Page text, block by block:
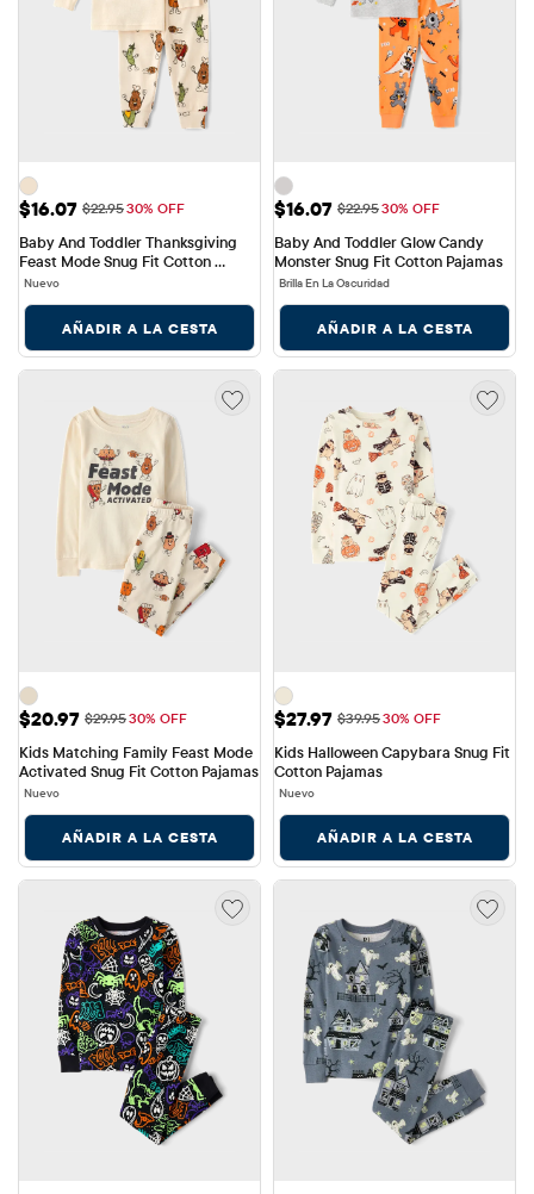
Precio de venta: $16.07
$16.07
Baby And Toddler Thanksgiving
Feast Mode Snug Fit Cotton
Pajamas
Nuevo
AÑADIR A LA CESTA
Precio de venta: $16.07
$16.07
Baby And Toddler Glow Candy
Monster Snug Fit Cotton Pajamas
Brilla En La Oscuridad
AÑADIR A LA CESTA
Precio de venta: $20.97
$20.97
Kids Matching Family Feast Mode
Activated Snug Fit Cotton Pajamas
Nuevo
AÑADIR A LA CESTA
Precio de venta: $27.97
$27.97
Kids Halloween Capybara Snug Fit
Cotton Pajamas
Nuevo
AÑADIR A LA CESTA